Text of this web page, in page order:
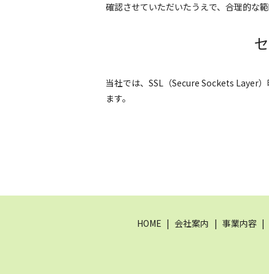
確認させていただいたうえで、合理的な
当社では、SSL（Secure Sockets Layer
ます。
HOME 会社案内 事業内容